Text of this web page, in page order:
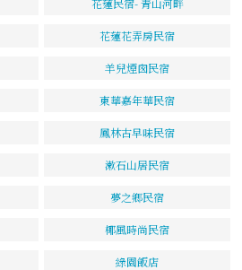
花蓮花弄房民宿
羊兒煙囪民宿
東華嘉年華民宿
鳳林古早味民宿
漱石山居民宿
夢之鄉民宿
椰風時尚民宿
綠園飯店